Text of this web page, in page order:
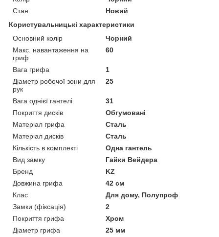
Стан
Новий
Користувальницькі характеристики
Основний колір
Чорний
Макс. навантаження на
гриф
60
Вага грифа
1
Діаметр робочої зони для
рук
25
Вага однієї гантелі
31
Покриття дисків
Обгумовані
Матеріал грифа
Сталь
Матеріал дисків
Сталь
Кількість в комплекті
Одна гантель
Вид замку
Гайки Вейдера
Бренд
KZ
Довжина грифа
42 см
Клас
Для дому, Полупроф
Замки (фіксація)
2
Покриття грифа
Хром
Діаметр грифа
25 мм